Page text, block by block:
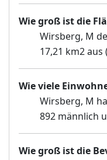
Wie groß ist die
Wirsberg, M
17,21 km2 aus
Wie viele
Wirsberg, M
892 männlich
Wie groß ist die